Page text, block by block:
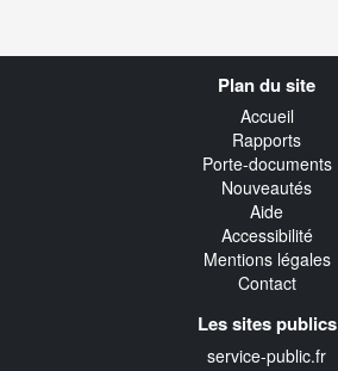
Plan du site
Accueil
Rapports
Porte-documents
Nouveautés
Aide
Accessibilité
Mentions légales
Contact
Les sites publics
service-public.fr